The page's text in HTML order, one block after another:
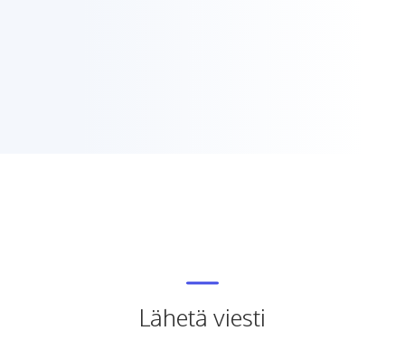
Lähetä viesti